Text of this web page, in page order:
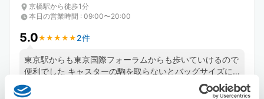
京橋駅から徒歩1分
本日の営業時間 : 09:00〜20:00
5.0★ ★ ★ ★ ★
★ ★ ★ ★ ★ 2件
東京駅からも東京国際フォーラムからも歩いていけるので
便利でした キャスターの駒を取らないとバッグサイズに
ならなかったのですが、そのままで受け取ってくれて助か
りました